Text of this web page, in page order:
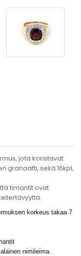
jota koristavat
granaatti, sekä 16kpl,
timantit ovat
korkeus takaa 7
nimileima.